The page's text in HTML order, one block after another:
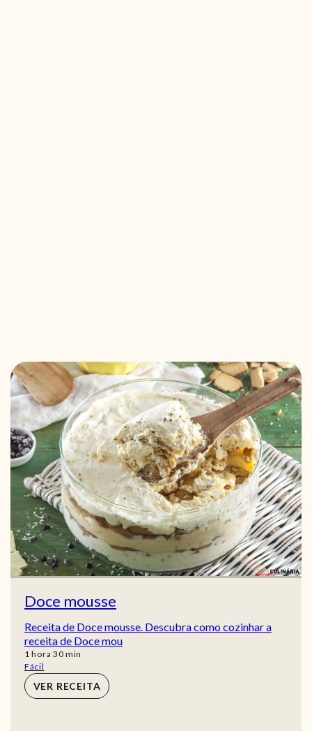
Doce mousse
Receita de Doce mousse. Descubra como cozinhar a
receita de Doce mou
1 hora
hora 30min
min
Fácil
VER RECEITA